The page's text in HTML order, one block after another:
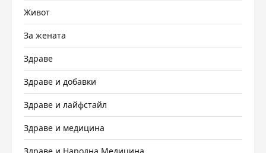
Живот
За жената
Здраве
Здраве и добавки
Здраве и лайфстайл
Здраве и медицина